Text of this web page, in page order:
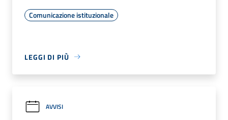
Comunicazione istituzionale
LEGGI DI PIÙ
AVVISI